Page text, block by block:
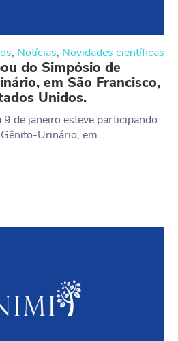
, Notícias, Novidades científicas
do Simpósio de
em São Francisco,
Unidos.
de janeiro esteve participando
Urinário, em…